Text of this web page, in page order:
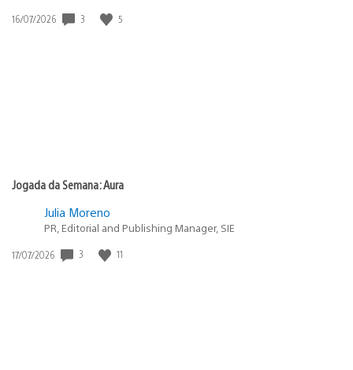
Data
16/07/2026 3 5
Jogada da Semana: Aura
Julia Moreno
PR, Editorial and Publishing Manager, SIE
Data
17/07/2026 3 11